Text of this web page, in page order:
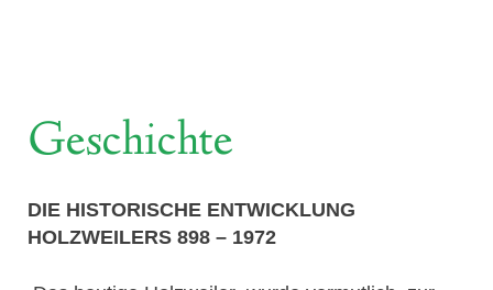
Geschichte
DIE HISTORISCHE ENTWICKLUNG
HOLZWEILERS 898 – 1972